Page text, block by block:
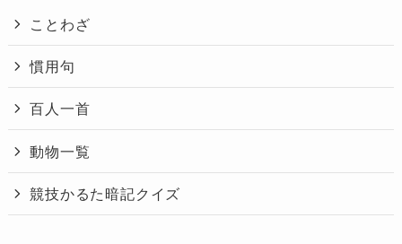
ことわざ
慣用句
百人一首
動物一覧
競技かるた暗記クイズ